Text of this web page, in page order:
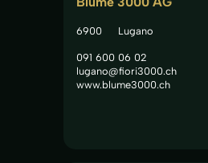
6900 Lugano
091 600 06 02
lugano@fiori3000.ch
www.blume3000.ch